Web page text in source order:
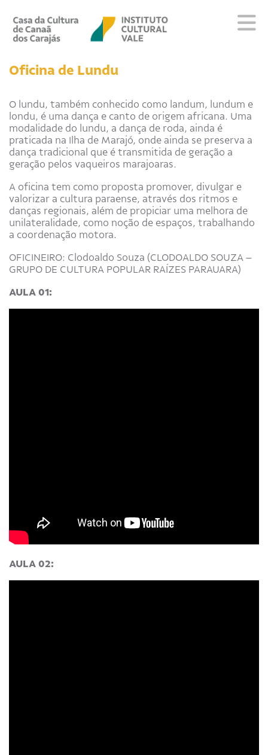
Programação
Educativo
Escola
PT EN
Oficina de Lundu
O lundu, também conhecido como landum, lundum e
londu, é uma dança e canto de origem africana. Uma
modalidade do lundu, a dança de roda, ainda é
praticada na Ilha de Marajó, onde ainda se preserva a
dança tradicional que é transmitida de geração a
geração pelos vaqueiros marajoaras.
A oficina tem como proposta promover, divulgar e
valorizar a cultura paraense, através dos ritmos e
danças regionais, além de propiciar uma melhora de
unilateralidade, como noção de espaços, trabalhando
a coordenação motora.
OFICINEIRO: Clodoaldo Souza (CLODOALDO SOUZA –
GRUPO DE CULTURA POPULAR RAÍZES PARAUARA)
AULA 01:
AULA 02: